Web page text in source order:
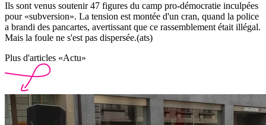
Ils sont venus soutenir 47 figures du camp pro-démocratie inculpées
pour «subversion». La tension est montée d'un cran, quand la police
a brandi des pancartes, avertissant que ce rassemblement était illégal.
Mais la foule ne s'est pas dispersée.(ats)
Plus d'articles «Actu»